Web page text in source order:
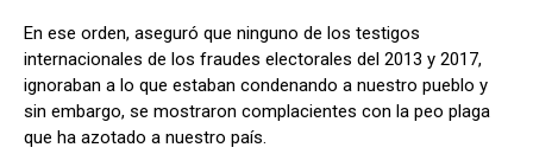
En ese orden, aseguró que ninguno de los testigos
internacionales de los fraudes electorales del 2013 y 2017,
ignoraban a lo que estaban condenando a nuestro pueblo y
sin embargo, se mostraron complacientes con la peo plaga
que ha azotado a nuestro país.